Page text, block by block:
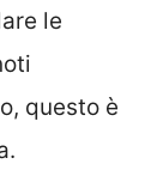
le
questo è